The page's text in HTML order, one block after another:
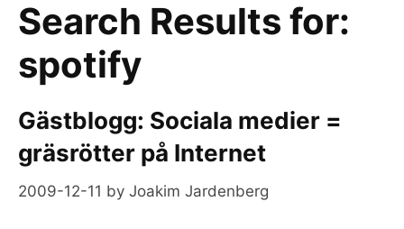
Search Results for:
spotify
Gästblogg: Sociala medier =
gräsrötter på Internet
2009-12-11 by Joakim Jardenberg